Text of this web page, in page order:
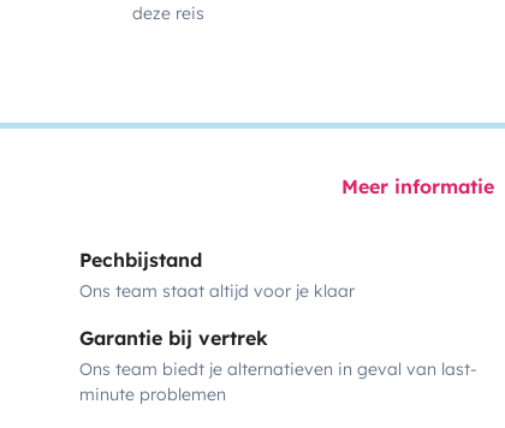
deze reis
Meer informatie
Pechbijstand
Ons team staat altijd voor je klaar
Garantie bij vertrek
Ons team biedt je alternatieven in geval van last-
minute problemen